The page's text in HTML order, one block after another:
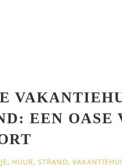
EEN OASE
, HUUR,STRAND,